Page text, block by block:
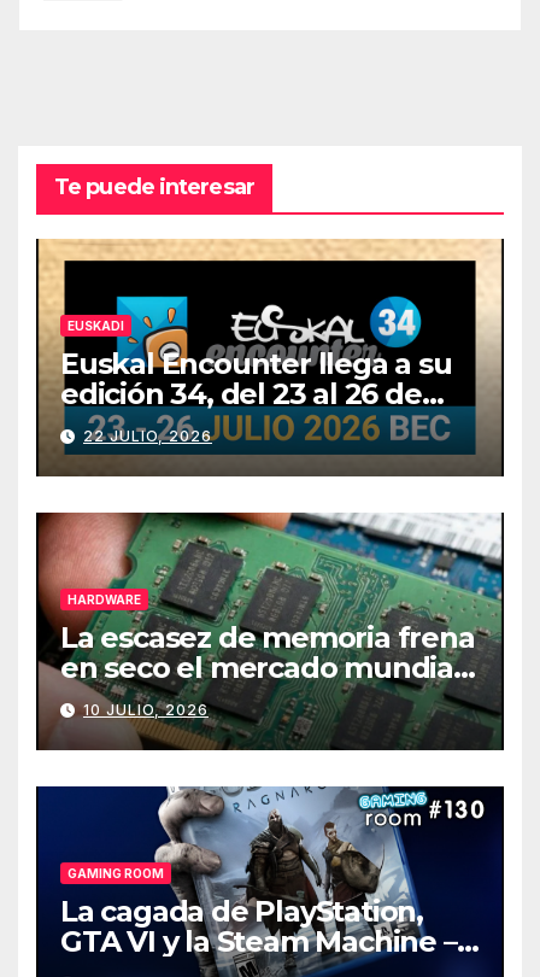
Te puede interesar
EUSKADI
Euskal Encounter llega a su
edición 34, del 23 al 26 de
julio
22 JULIO, 2026
HARDWARE
La escasez de memoria frena
en seco el mercado mundial
de PCs
10 JULIO, 2026
GAMING ROOM
La cagada de PlayStation,
GTA VI y la Steam Machine –